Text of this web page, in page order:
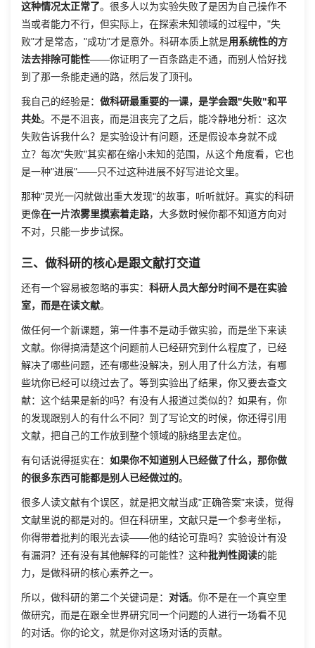
这种情况太正常了。很多人以为实验失败了是因为自己操作不
当或者能力不行，但实际上，在探索未知领域的过程中，"失
败"才是常态，"成功"才是意外。科研本质上就是用系统性的方
法去排除可能性——你证明了一百条路走不通，而别人恰好找
到了那一条能走通的路，然后发了顶刊。
我自己的经验是： 做科研最重要的一课，是学会跟"失败"和平
共处。不是不沮丧，而是沮丧完了之后，能冷静地分析：这次
失败告诉我什么？是实验设计有问题，还是假设本身就不成
立？每次"失败"其实都在缩小未知的范围，从这个角度看，它也
是一种"进展"——只不过这种进展不好写进论文里。
那种"灵光一闪就做出重大发现"的故事，听听就好。真实的科研
更像在一片浓雾里摸索着走路，大多数时候你都不知道方向对
不对，只能一步步试探。
三、做科研的核心是跟文献打交道
还有一个容易被忽略的事实： 科研人员大部分时间不是在实验
室，而是在读文献。
做任何一个新课题，第一件事不是动手做实验，而是坐下来读
文献。你得搞清楚这个问题前人已经研究到什么程度了，已经
解决了哪些问题，还有哪些没解决，别人用了什么方法，有哪
些坑你已经可以绕过去了。等到实验出了结果，你又要去查文
献：这个结果是新的吗？有没有人报道过类似的？如果有，你
的发现跟别人的有什么不同？到了写论文的时候，你还得引用
文献，把自己的工作放到整个领域的脉络里去定位。
有句话说得挺实在： 如果你不知道别人已经做了什么，那你做
的很多东西可能都是别人已经做过的。
很多人读文献有个误区，就是把文献当成"正确答案"来读，觉得
文献里说的都是对的。但在科研里，文献只是一个参考坐标，
你得带着批判的眼光去读——他的结论可靠吗？实验设计有没
有漏洞？还有没有其他解释的可能性？这种批判性阅读的能
力，是做科研的核心素养之一。
所以，做科研的第二个关键词是： 对话。你不是在一个真空里
做研究，而是在跟全世界研究同一个问题的人进行一场看不见
的对话。你的论文，就是你对这场对话的贡献。